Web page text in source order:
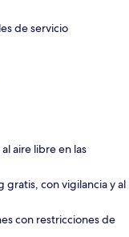
de servicio
aire libre en las
gratis, con vigilancia y al
con restricciones de